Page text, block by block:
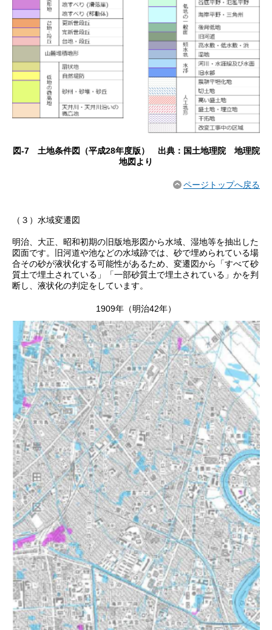
図-7 土地条件図（平成28年度版） 出典：国土地理院 地理院
地図より
ページトップへ戻る
（３）水域変遷図
明治、大正、昭和初期の旧版地形図から水域、湿地等を抽出した
図面です。旧河道や池などの水域跡では、砂で埋められている場
合その砂が液状化する可能性があるため、変遷図から「すべて砂
質土で埋土されている」「一部砂質土で埋土されている」かを判
断し、液状化の判定をしています。
1909年（明治42年）